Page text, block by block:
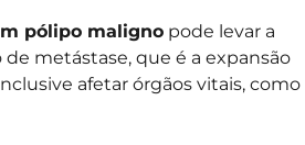
pólipo maligno pode levar a
metástase, que é a expansão
afetar órgãos vitais, como